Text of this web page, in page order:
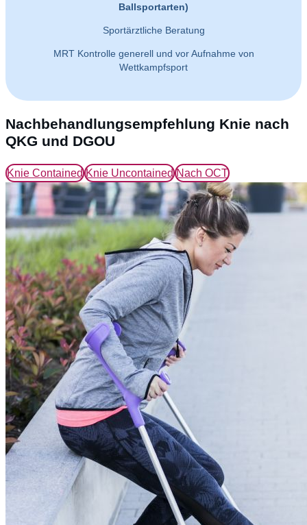
Ballsportarten)
Sportärztliche Beratung
MRT Kontrolle generell und vor Aufnahme von
Wettkampfsport
Nachbehandlungsempfehlung Knie nach
QKG und DGOU
Knie Contained Knie Uncontained Nach OCT